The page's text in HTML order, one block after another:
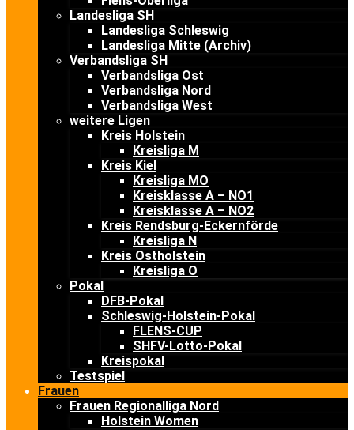
Landesliga SH
Landesliga Schleswig
Landesliga Mitte (Archiv)
Verbandsliga SH
Verbandsliga Ost
Verbandsliga Nord
Verbandsliga West
weitere Ligen
Kreis Holstein
Kreisliga M
Kreis Kiel
Kreisliga MO
Kreisklasse A – NO1
Kreisklasse A – NO2
Kreis Rendsburg-Eckernförde
Kreisliga N
Kreis Ostholstein
Kreisliga O
Pokal
DFB-Pokal
Schleswig-Holstein-Pokal
FLENS-CUP
SHFV-Lotto-Pokal
Kreispokal
Testspiel
Frauen
Frauen Regionalliga Nord
Holstein Women